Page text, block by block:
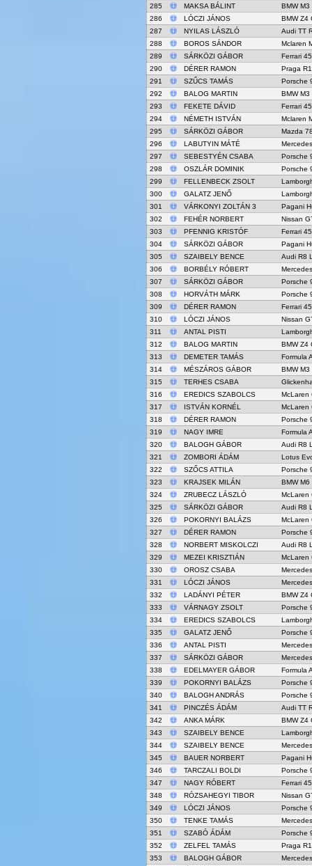
285
MAKSA BÁLINT
BMW M3
286
LÓCZI JÁNOS
BMW Z4
287
NYILAS LÁSZLÓ
Audi TT
288
BOROS SÁNDOR
Mclaren
289
SÁRKÖZI GÁBOR
Ferrari
290
DÉRER RAMON
Praga R1
291
SZŰCS TAMÁS
Porsche
292
BALOG MARTIN
BMW M3
293
FEKETE DÁVID
Ferrari
294
NÉMETH ISTVÁN
Mclaren
295
SÁRKÖZI GÁBOR
Mazda
296
LABUTYIN MÁTÉ
297
SEBESTYÉN CSABA
Porsche
298
OSZLÁR DOMINIK
Porsche
299
FELLENBECK ZSOLT
300
GALATZ JENŐ
301
VÁRKONYI ZOLTÁN 3
Pagani
302
FEHÉR NORBERT
Nissan
303
PFENNIG KRISTÓF
Ferrari
304
SÁRKÖZI GÁBOR
Pagani
305
SZAIBELY BENCE
Audi R8
306
BORBÉLY RÓBERT
307
SÁRKÖZI GÁBOR
Porsche
308
HORVÁTH MÁRK
Porsche
309
DÉRER RAMON
Ferrari
310
LÓCZI JÁNOS
Nissan
311
ANTAL PISTI
312
BALOG MARTIN
BMW Z4
313
DEMETER TAMÁS
Formula
314
MÉSZÁROS GÁBOR
BMW M3
315
TERHES CSABA
316
EREDICS SZABOLCS
McLaren
317
ISTVÁN KORNÉL
McLaren
318
DÉRER RAMON
Porsche
319
NAGY IMRE
Formula
320
BALOGH GÁBOR
Audi R8
321
ZOMBORI ÁDÁM
Lotus
322
SZŐCS ATTILA
Porsche
323
KRAJSEK MILÁN
BMW M6
324
ZRUBECZ LÁSZLÓ
McLaren
325
SÁRKÖZI GÁBOR
Audi R8
326
POKORNYI BALÁZS
McLaren
327
DÉRER RAMON
Porsche
328
NORBERT MISKOLCZI
Audi R8
329
MEZEI KRISZTIÁN
McLaren
330
OROSZ CSABA
331
LÓCZI JÁNOS
332
LADÁNYI PÉTER
BMW Z4
333
VÁRNAGY ZSOLT
Porsche
334
EREDICS SZABOLCS
335
GALATZ JENŐ
Porsche
336
ANTAL PISTI
337
SÁRKÖZI GÁBOR
338
EDELMAYER GÁBOR
Formula
339
POKORNYI BALÁZS
Porsche
340
BALOGH ANDRÁS
Porsche
341
PINCZÉS ÁDÁM
Audi TT
342
ANKA MÁRK
BMW Z4
343
SZAIBELY BENCE
344
SZAIBELY BENCE
345
BAUER NORBERT
Pagani
346
TARCZALI BOLDI
Porsche
347
NAGY RÓBERT
Ferrari
348
RÓZSAHEGYI TIBOR
Nissan
349
LÓCZI JÁNOS
Porsche
350
TENKE TAMÁS
351
SZABÓ ÁDÁM
Porsche
352
ZELFEL TAMÁS
Praga R1
353
BALOGH GÁBOR